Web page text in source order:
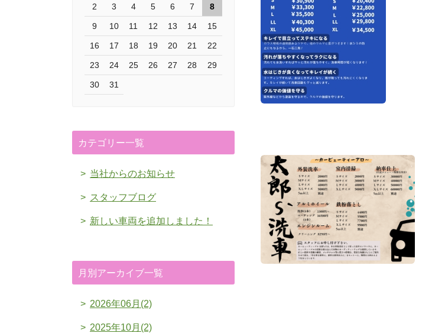
2 3 4 5 6 7 8
9 10 11 12 13 14 15
16 17 18 19 20 21 22
23 24 25 26 27 28 29
30 31
カテゴリー一覧
当社からのお知らせ
スタッフブログ
新しい車両を追加しました！
月別アーカイブ一覧
2026年06月(2)
2025年10月(2)